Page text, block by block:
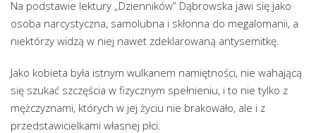
Na podstawie lektury „Dzienników” Dąbrowska jawi się jako
osoba narcystyczna, samolubna i skłonna do megalomanii, a
niektórzy widzą w niej nawet zdeklarowaną antysemitkę.
Jako kobieta była istnym wulkanem namiętności, nie wahającą
się szukać szczęścia w fizycznym spełnieniu, i to nie tylko z
mężczyznami, których w jej życiu nie brakowało, ale i z
przedstawicielkami własnej płci.